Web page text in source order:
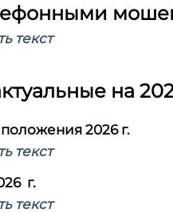
текст
на
2026 г.
текст
г.
текст